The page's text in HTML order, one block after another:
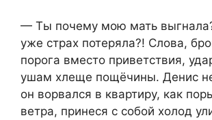
— Ты почему мою мать
уже страх потеряла?! Слова,
порога вместо приветствия,
ушам хлеще пощёчины. Денис
он ворвался в квартиру, как
ветра, принеся с собой холод